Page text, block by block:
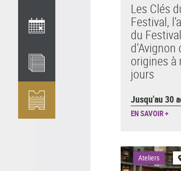
Les Clés
Festival,
du Festival
d’Avignon
origines à
jours
Jusqu'au 30
EN SAVOIR +
Ateliers